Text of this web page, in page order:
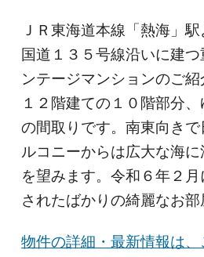
ＪＲ東海道本線「熱海」駅
国道１３５号線沿いに建
ンテージマンションのご
１２階建ての１０階部分
の間取りです。南東向き
ルコニーからは広大な海
を望みます。令和６年２
されたばかりの綺麗なお部
物件の詳細・最新情報は